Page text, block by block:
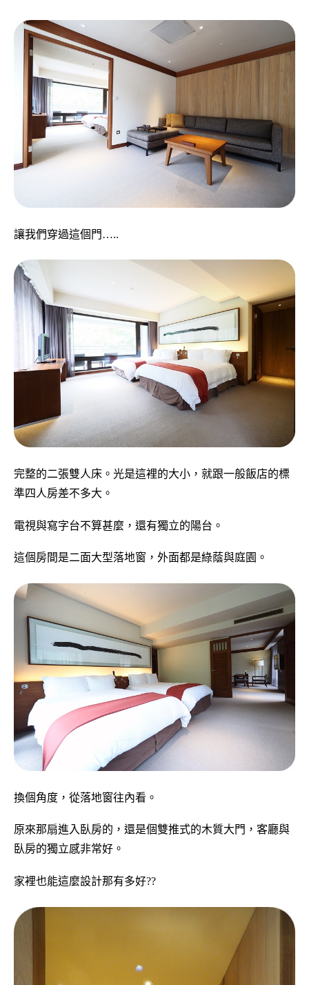
讓我們穿過這個門…..
完整的二張雙人床。光是這裡的大小，就跟一般飯店的標
準四人房差不多大。
電視與寫字台不算甚麼，還有獨立的陽台。
這個房間是二面大型落地窗，外面都是綠蔭與庭園。
換個角度，從落地窗往內看。
原來那扇進入臥房的，還是個雙推式的木質大門，客廳與
臥房的獨立感非常好。
家裡也能這麼設計那有多好??